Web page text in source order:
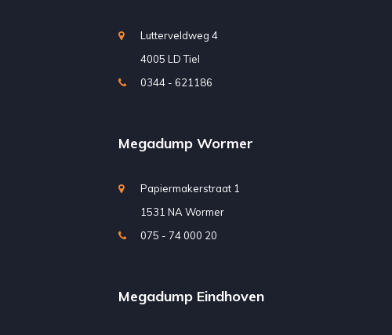
Lutterveldweg 4
4005 LD Tiel
0344 - 621186
Megadump Wormer
Papiermakerstraat 1
1531 NA Wormer
075 - 74 000 20
Megadump Eindhoven